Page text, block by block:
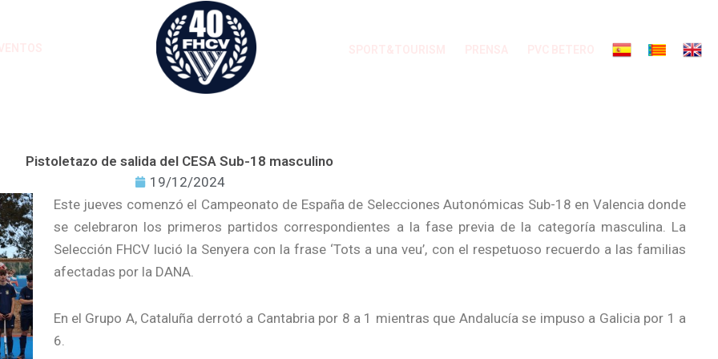
Pistoletazo de salida del CESA Sub-18 masculino
19/12/2024
Este jueves comenzó el Campeonato de España de Selecciones Autonómicas Sub-18 en Valencia donde
se celebraron los primeros partidos correspondientes a la fase previa de la categoría masculina. La
Selección FHCV lució la Senyera con la frase ‘Tots a una veu’, con el respetuoso recuerdo a las familias
afectadas por la DANA.
En el Grupo A, Cataluña derrotó a Cantabria por 8 a 1 mientras que Andalucía se impuso a Galicia por 1 a
6.